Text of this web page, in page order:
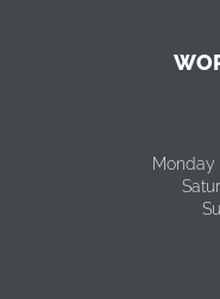
Monday